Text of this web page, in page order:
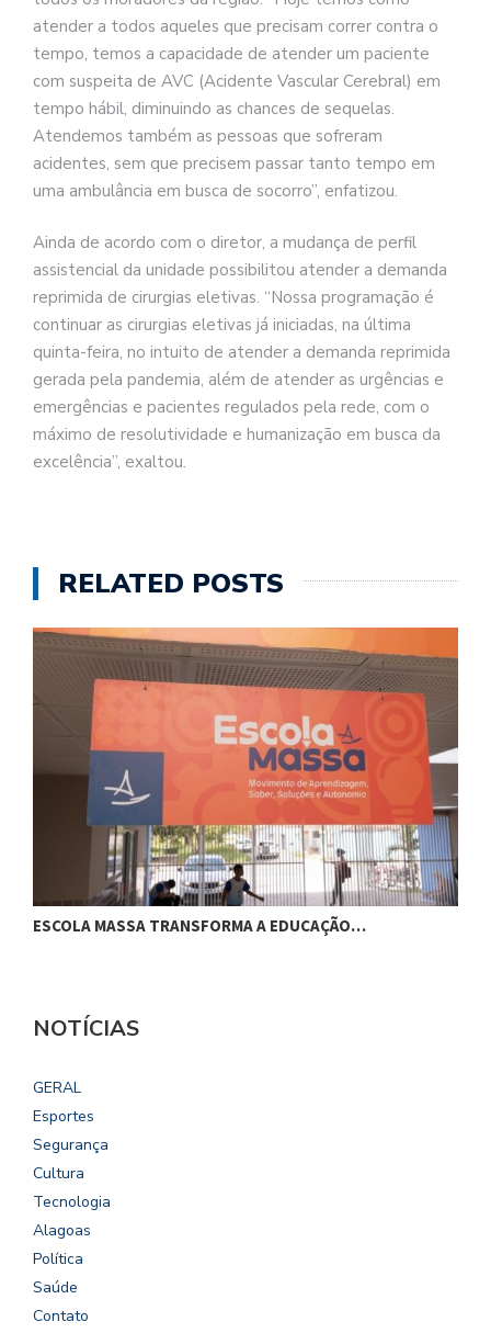
atender a todos aqueles que precisam correr contra o
tempo, temos a capacidade de atender um paciente
com suspeita de AVC (Acidente Vascular Cerebral) em
tempo hábil, diminuindo as chances de sequelas.
Atendemos também as pessoas que sofreram
acidentes, sem que precisem passar tanto tempo em
uma ambulância em busca de socorro”, enfatizou.
Ainda de acordo com o diretor, a mudança de perfil
assistencial da unidade possibilitou atender a demanda
reprimida de cirurgias eletivas. “Nossa programação é
continuar as cirurgias eletivas já iniciadas, na última
quinta-feira, no intuito de atender a demanda reprimida
gerada pela pandemia, além de atender as urgências e
emergências e pacientes regulados pela rede, com o
máximo de resolutividade e humanização em busca da
excelência”, exaltou.
RELATED POSTS
ESCOLA MASSA TRANSFORMA A EDUCAÇÃO…
NOTÍCIAS
GERAL
Esportes
Segurança
Cultura
Tecnologia
Alagoas
Política
Saúde
Contato